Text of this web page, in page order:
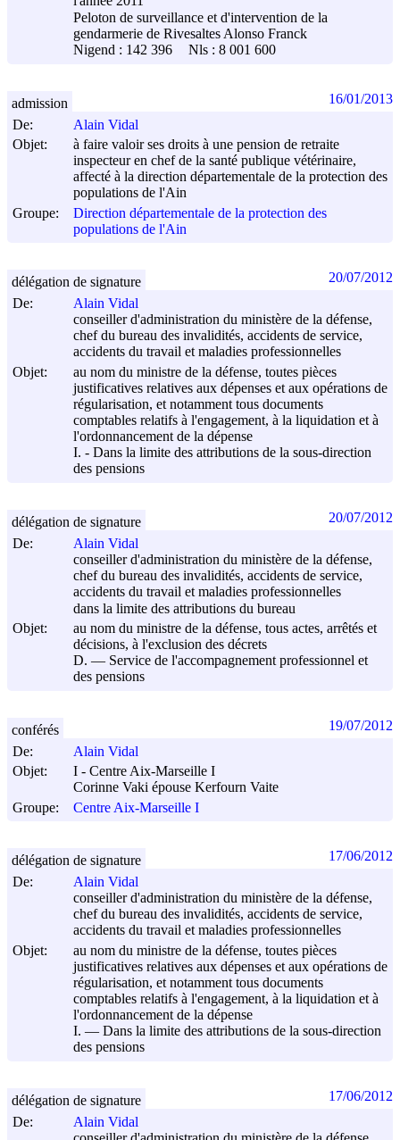
Peloton de surveillance et d'intervention de la
gendarmerie de Rivesaltes Alonso Franck
Nigend : 142 396
Nls : 8 001 600
De:
Alain Vidal
Objet:
à faire valoir ses droits à une pension de retraite
inspecteur en chef de la santé publique vétérinaire,
affecté à la direction départementale de la protection des
populations de l'Ain
Groupe:
Direction départementale de la protection des
populations de l'Ain
admission 16/01/2013
De:
Alain Vidal
conseiller d'administration du ministère de la défense,
chef du bureau des invalidités, accidents de service,
accidents du travail et maladies professionnelles
Objet:
au nom du ministre de la défense, toutes pièces
justificatives relatives aux dépenses et aux opérations de
régularisation, et notamment tous documents
comptables relatifs à l'engagement, à la liquidation et à
l'ordonnancement de la dépense
I. - Dans la limite des attributions de la sous-direction
des pensions
délégation de signature 20/07/2012
De:
Alain Vidal
conseiller d'administration du ministère de la défense,
chef du bureau des invalidités, accidents de service,
accidents du travail et maladies professionnelles
dans la limite des attributions du bureau
Objet:
au nom du ministre de la défense, tous actes, arrêtés et
décisions, à l'exclusion des décrets
D. ― Service de l'accompagnement professionnel et
des pensions
délégation de signature 20/07/2012
De:
Alain Vidal
Objet:
I - Centre Aix-Marseille I
Corinne Vaki épouse Kerfourn Vaite
Groupe:
Centre Aix-Marseille I
conférés 19/07/2012
De:
Alain Vidal
conseiller d'administration du ministère de la défense,
chef du bureau des invalidités, accidents de service,
accidents du travail et maladies professionnelles
Objet:
au nom du ministre de la défense, toutes pièces
justificatives relatives aux dépenses et aux opérations de
régularisation, et notamment tous documents
comptables relatifs à l'engagement, à la liquidation et à
l'ordonnancement de la dépense
I. ― Dans la limite des attributions de la sous-direction
des pensions
délégation de signature 17/06/2012
De:
Alain Vidal
délégation de signature 17/06/2012